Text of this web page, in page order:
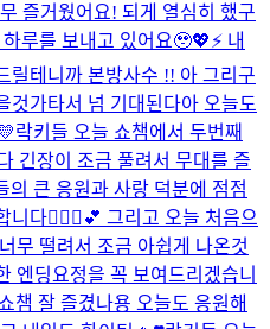
즐거웠어요! 되게 열심히 했구
루를 보내고 있어요🥹💖⚡️ 내
릴테니까 본방사수 !! 아 그리구
것가타서 넘 기대된다아 오늘도
락키들 오늘 쇼챔에서 두번째
긴장이 조금 풀려서 무대를 즐
의 큰 응원과 사랑 덕분에 점점
다🙇🏻‍♀️💕 그리고 오늘 처음으
무 떨려서 조금 아쉽게 나온것
엔딩요정을 꼭 보여드리겠습니
챔 잘 즐겼나용 오늘도 응원해